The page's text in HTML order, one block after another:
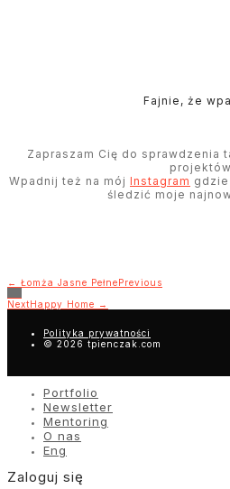
Fajnie, że
Zapraszam Cię do sprawdzenia
Wpadnij też na mój Instagram
śledzić moje
← Łomża Jasne PełnePrevious
NextHappy Home →
Polityka prywatności
© 2026 tpienczak.com
Portfolio
Newsletter
Mentoring
O nas
Eng
Zaloguj się